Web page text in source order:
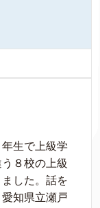
生で上級学
８校の上級
した。話を
知県立瀬戸